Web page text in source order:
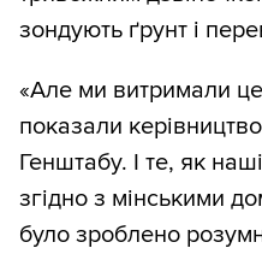
зондують ґрунт і
«Але ми витримали
показали
Генштабу. І те, як
згідно з мінськими
було зроблено